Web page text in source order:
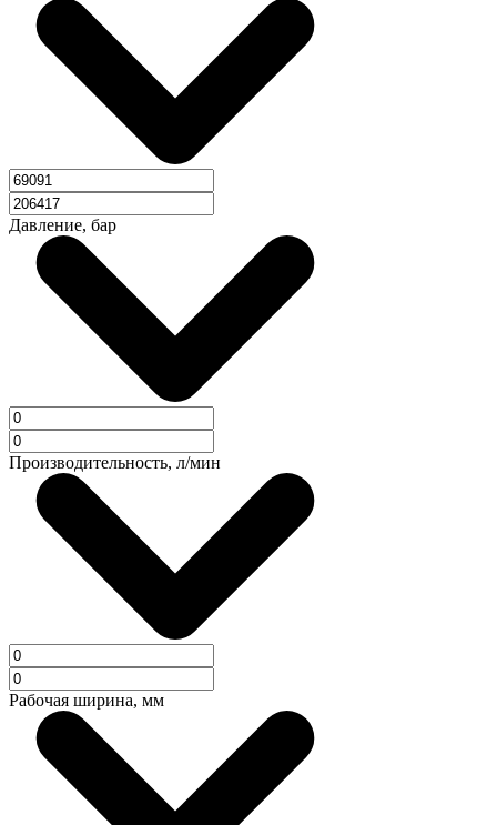
Давление, бар
Производительность, л/мин
Рабочая ширина, мм